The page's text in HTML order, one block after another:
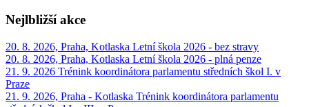
Nejlbližší akce
20. 8. 2026, Praha, Kotlaska Letní škola 2026 - bez stravy
20. 8. 2026, Praha, Kotlaska Letní škola 2026 - plná penze
21. 9. 2026 Trénink koordinátora parlamentu středních škol I. v
Praze
21. 9. 2026, Praha - Kotlaska Trénink koordinátora parlamentu